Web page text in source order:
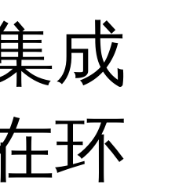
成
环